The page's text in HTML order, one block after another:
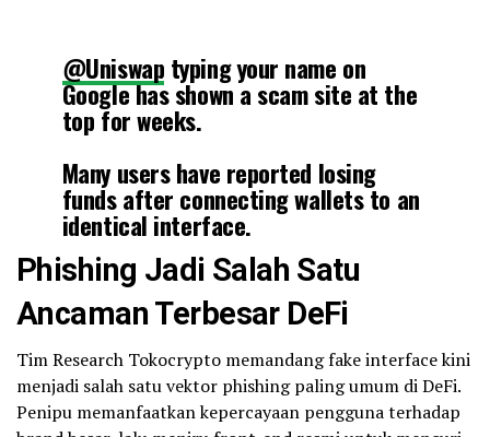
@Uniswap typing your name on
Google has shown a scam site at the
top for weeks.
Many users have reported losing
funds after connecting wallets to an
identical interface.
The site is now down (404), but the
URL still appears. It can be reused or
reactivated by scammers.
Please…pic.twitter.com/tZm5uYzlJK
Phishing Jadi Salah Satu
Ancaman Terbesar DeFi
Tim Research Tokocrypto memandang fake interface kini
menjadi salah satu vektor phishing paling umum di DeFi.
Penipu memanfaatkan kepercayaan pengguna terhadap